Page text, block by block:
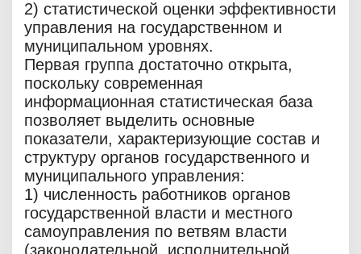
2) статистической оценки эффективности
управления на государственном и
муниципальном уровнях.
Первая группа достаточно открыта,
поскольку современная
информационная статистическая база
позволяет выделить основные
показатели, характеризующие состав и
структуру органов государственного и
муниципального управления:
1) численность работников органов
государственной власти и местного
самоуправления по ветвям власти
(законодательной, исполнительной,